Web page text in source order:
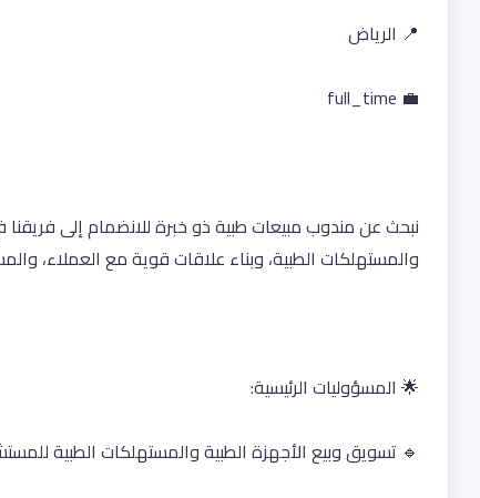
📍 الرياض
💼 full_time
والمستهلكات الطبية، وبناء علاقات قوية مع العملاء،
🌟 المسؤوليات الرئيسية:
🔹 تسويق وبيع الأجهزة الطبية والمستهلكات الطبية